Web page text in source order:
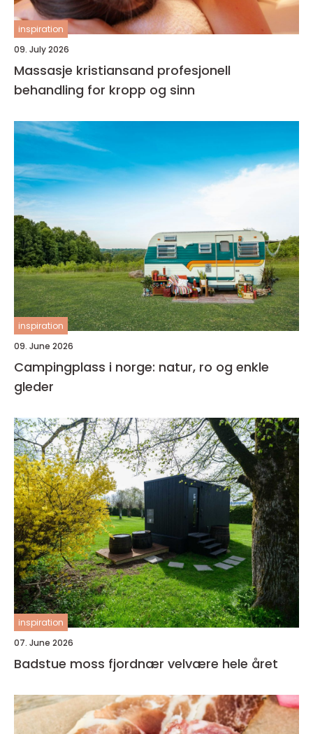
inspiration
09. July 2026
Massasje kristiansand profesjonell
behandling for kropp og sinn
inspiration
09. June 2026
Campingplass i norge: natur, ro og enkle
gleder
inspiration
07. June 2026
Badstue moss fjordnær velvære hele året